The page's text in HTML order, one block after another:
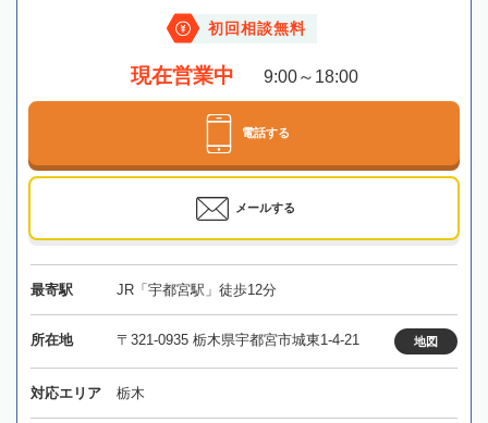
初回相談無料
現在営業中 9:00～18:00
電話する
メールする
最寄駅 JR「宇都宮駅」徒歩12分
所在地 〒321-0935 栃木県宇都宮市城東1-4-21 地図
対応エリア 栃木